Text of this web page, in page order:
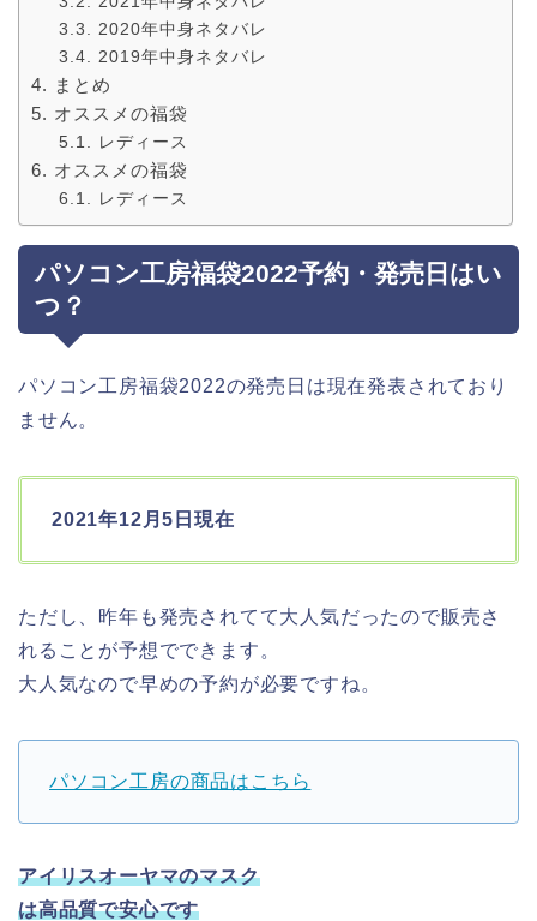
2020年中身ネタバレ
2019年中身ネタバレ
まとめ
オススメの福袋
レディース
オススメの福袋
レディース
パソコン工房福袋2022予約・発売日はい
つ？
パソコン工房福袋2022の発売日は現在発表されており
ません。
2021年12月5日現在
ただし、昨年も発売されてて大人気だったので販売さ
れることが予想でできます。
大人気なので早めの予約が必要ですね。
パソコン工房の商品はこちら
アイリスオーヤマのマスク
は高品質で安心です